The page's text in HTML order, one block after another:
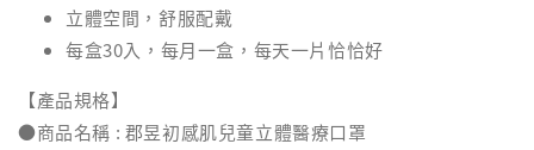
立體空間，舒服配戴
每盒30入，每月一盒，每天一片恰恰好
【產品規格】
●商品名稱 : 郡昱初感肌兒童立體醫療口罩